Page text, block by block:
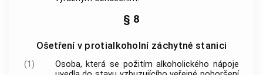
§ 8
Ošetření v protialkoholní záchytné stanici
(1)
Osoba, která se požitím alkoholického nápoje